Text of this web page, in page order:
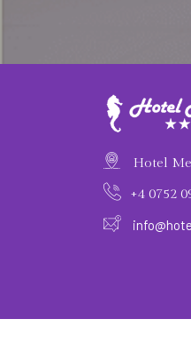
Hotel
+4 0752